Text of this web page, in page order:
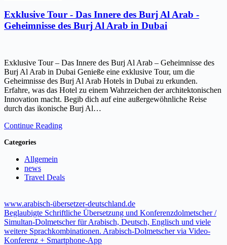
Exklusive Tour - Das Innere des Burj Al Arab -
Geheimnisse des Burj Al Arab in Dubai
Exklusive Tour – Das Innere des Burj Al Arab – Geheimnisse des
Burj Al Arab in Dubai Genieße eine exklusive Tour, um die
Geheimnisse des Burj Al Arab Hotels in Dubai zu erkunden.
Erfahre, was das Hotel zu einem Wahrzeichen der architektonischen
Innovation macht. Begib dich auf eine außergewöhnliche Reise
durch das ikonische Burj Al…
Continue Reading
Categories
Allgemein
news
Travel Deals
www.arabisch-übersetzer-deutschland.de
Beglaubigte Schriftliche Übersetzung und Konferenzdolmetscher /
Simultan-Dolmetscher für Arabisch, Deutsch, Englisch und viele
weitere Sprachkombinationen. Arabisch-Dolmetscher via Video-
Konferenz + Smartphone-App